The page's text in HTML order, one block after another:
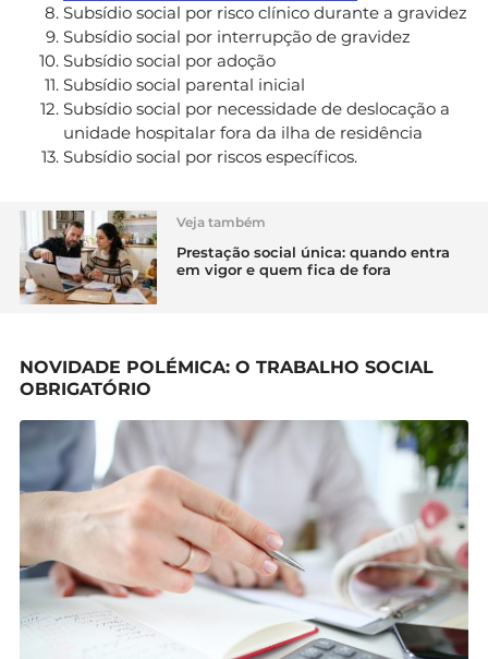
Subsídio social por risco clínico durante a gravidez
Subsídio social por interrupção de gravidez
Subsídio social por adoção
Subsídio social parental inicial
Subsídio social por necessidade de deslocação a
unidade hospitalar fora da ilha de residência
Subsídio social por riscos específicos.
Veja também
Prestação social única: quando entra
em vigor e quem fica de fora
NOVIDADE POLÉMICA: O TRABALHO SOCIAL
OBRIGATÓRIO